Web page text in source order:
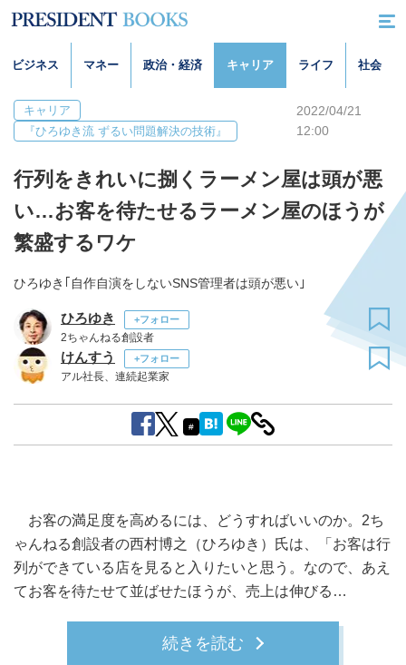
ビジネス マネー 政治・経済 キャリア ライフ 社会
キャリア
『ひろゆき流 ずるい問題解決の技術』
2022/04/21
12:00
行列をきれいに捌くラーメン屋は頭が悪
い…お客を待たせるラーメン屋のほうが
繁盛するワケ
ひろゆき｢自作自演をしないSNS管理者は頭が悪い｣
ひろゆき +フォロー
2ちゃんねる創設者
けんすう +フォロー
アル社長、連続起業家
#
お客の満足度を高めるには、どうすればいいのか。2ち
ゃんねる創設者の西村博之（ひろゆき）氏は、「お客は行
列ができている店を見ると入りたいと思う。なので、あえ
てお客を待たせて並ばせたほうが、売上は伸びる…
続きを読む